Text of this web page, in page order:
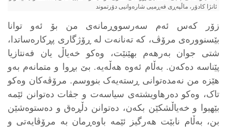
ئانژا كادۆر، ماڵپه‌ڕی فه‌ڕمیی شاره‌وانیی دۆرتموند
زۆر کەس ئەم سەرسووڕمانەی من بۆ ئەو توانا
بێسنوورەی مرۆڤ، کە تەنانەت لە ڕۆژگاری پڕکارەساتدا،
شتی جوان بەرهەم بهێنێت، وەکو خەیاڵ یان فەنتازیا
پێناسە دەکەن. بەڵام ئەوە هەڵەیە. بێ بڕوا و متمانەم بەو
هێزە من نەمدەتوانی ڕستەیەک بنووسم. مرۆڤەکان وەکو
تاک، وەکو دەرهاویشتەی سیاسەت و جڤات دەتوانن ئێمە
بێهیوا و خەیاڵشکێن بکەن، دەتوانن دڵڕەق و دەستوەشێن
بن، بەڵام نابێت هەرگیز ئێمە باوەڕمان بە مرۆڤایەتی و